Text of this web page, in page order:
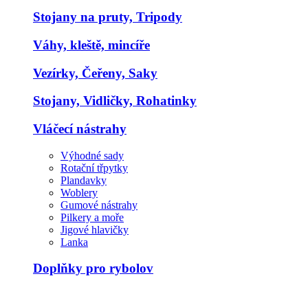
Stojany na pruty, Tripody
Váhy, kleště, mincíře
Vezírky, Čeřeny, Saky
Stojany, Vidličky, Rohatinky
Vláčecí nástrahy
Výhodné sady
Rotační třpytky
Plandavky
Woblery
Gumové nástrahy
Pilkery a moře
Jigové hlavičky
Lanka
Doplňky pro rybolov